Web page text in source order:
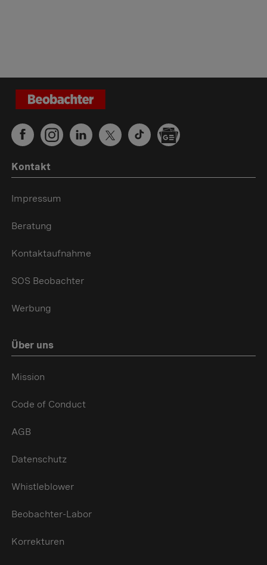
Kontakt
Impressum
Beratung
Kontaktaufnahme
SOS Beobachter
Werbung
Über uns
Mission
Code of Conduct
AGB
Datenschutz
Whistleblower
Beobachter-Labor
Korrekturen